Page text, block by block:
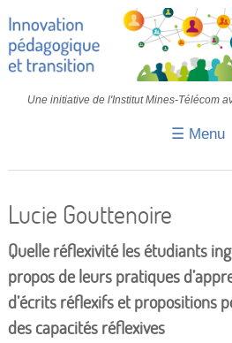
Une initiative de l'Institut Mines-Télécom
☰ Menu
Transition
IA
Lucie Gouttenoire
Quelle réflexivité les étudiants
propos de leurs pratiques
d’écrits réflexifs et propositions
des capacités réflexives